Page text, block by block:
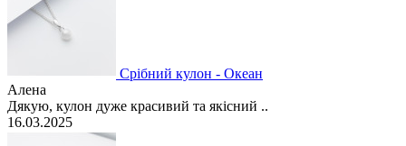
Срібний кулон - Океан
Алена
Дякую, кулон дуже красивий та якісний ..
16.03.2025